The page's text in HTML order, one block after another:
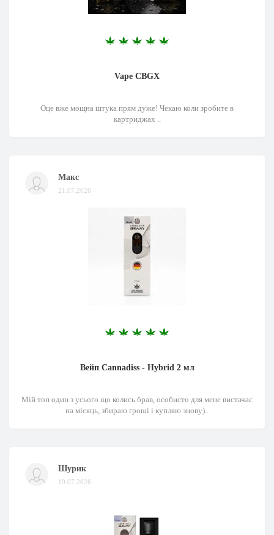
Vape CBGX
Оце вже мощна штука прям дуже! Чекаю коли зробите в
картриджах ..
Макс
21.07.2026
Вейп Cannadiss - Hybrid 2 мл
Мій топ один з усього що колись брав, особисто для мене вистачає
на місяць, збираю гроші і купляю знову)..
Шурик
19.07.2026